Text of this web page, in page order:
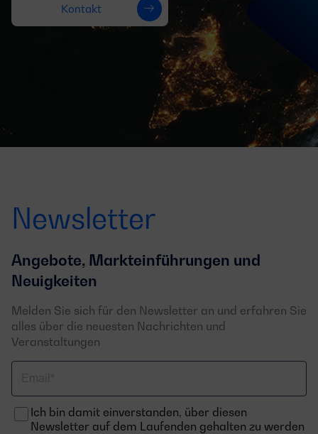
Kontakt
Newsletter
Angebote, Markteinführungen und
Neuigkeiten
Melden Sie sich für den Newsletter an und erfahren Sie
alles über die neuesten Nachrichten und
Veranstaltungen
Ich bin damit einverstanden, über diesen
Newsletter auf dem Laufenden gehalten zu werden